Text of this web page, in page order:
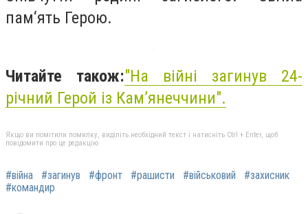
пам‘ять Герою.
Читайте також:"На війні загинув 24-
річний Герой із Кам’янеччини".
Якщо ви помітили помилку, виділіть необхідний текст і натисніть Ctrl + Enter, щоб
повідомити про це редакцію
#війна #загинув #фронт #рашисти #військовий
#захисник
#командир